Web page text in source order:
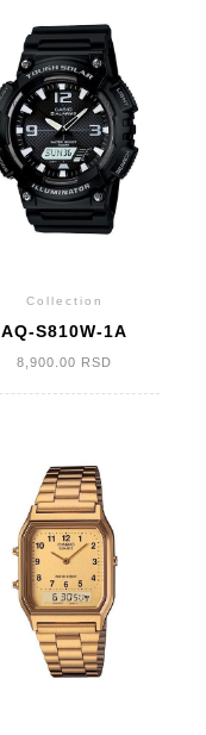
Collection
AQ-S810W-1A
8,900.00 RSD